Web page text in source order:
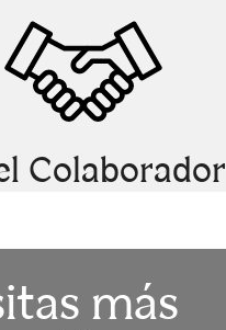
Colaborador
más